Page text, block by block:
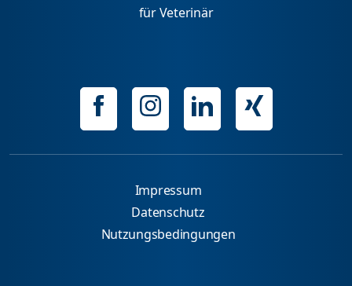
für Veterinär
Impressum
Datenschutz
Nutzungsbedingungen